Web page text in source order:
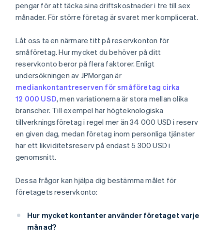
pengar för att täcka sina driftskostnader i tre till sex
månader. För större företag är svaret mer komplicerat.
Låt oss ta en närmare titt på reservkonton för
småföretag. Hur mycket du behöver på ditt
reservkonto beror på flera faktorer. Enligt
undersökningen av JPMorgan är
mediankontantreserven för småföretag cirka
12 000 USD, men variationerna är stora mellan olika
branscher. Till exempel har högteknologiska
tillverkningsföretag i regel mer än 34 000 USD i reserv
en given dag, medan företag inom personliga tjänster
har ett likviditetsreserv på endast 5 300 USD i
genomsnitt.
Dessa frågor kan hjälpa dig bestämma målet för
företagets reservkonto:
Hur mycket kontanter använder företaget varje
månad?